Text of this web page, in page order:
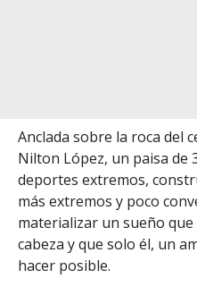
Anclada sobre la roca del
Nilton López, un paisa de
deportes extremos,
más extremos y poco
materializar un sueño
cabeza y que solo él, un
hacer posible.